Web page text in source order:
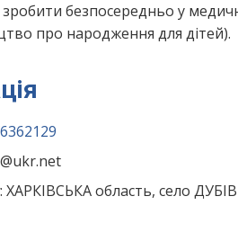
безпосередньо у
про народження для дітей).
: ХАРКІВСЬКА область, село